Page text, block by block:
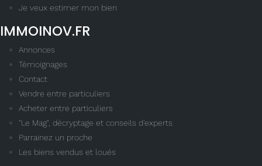
Je veux estimer mon bien
IMMOINOV.FR
Annonces
Témoignages
Contact
Vendre entre particuliers
Acheter entre particuliers
"Le Mag", décryptage et conseils d'experts
Parrainez un proche
Les biens vendus et loués